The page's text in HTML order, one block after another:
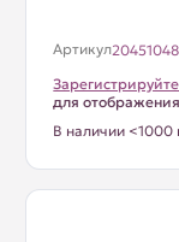
Артикул20451048
для
В наличии <1000